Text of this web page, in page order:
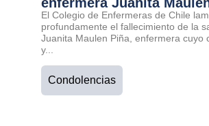
El Colegio de Enfermeras de Chile
profundamente el fallecimiento de la
Juanita Maulen Piña, enfermera cuyo
y...
Condolencias